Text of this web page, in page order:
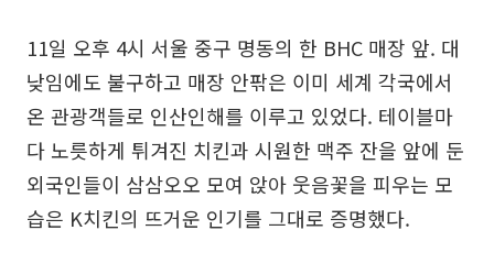
11일 오후 4시 서울 중구 명동의 한 BHC 매장 앞. 대
낮임에도 불구하고 매장 안팎은 이미 세계 각국에서
온 관광객들로 인산인해를 이루고 있었다. 테이블마
다 노릇하게 튀겨진 치킨과 시원한 맥주 잔을 앞에 둔
외국인들이 삼삼오오 모여 앉아 웃음꽃을 피우는 모
습은 K치킨의 뜨거운 인기를 그대로 증명했다.